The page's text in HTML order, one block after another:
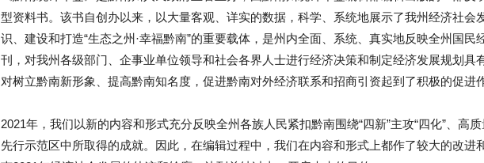
型资料书。该书自创办以来，以大量客观、详实的数据，科学、系统地展示了我州经济社会
识、建设和打造“生态之州·幸福黔南”的重要载体，是州内全面、系统、真实地反映全州国
刊，对我州各级部门、企事业单位领导和社会各界人士进行经济决策和制定经济发展规划具
对树立黔南新形象、提高黔南知名度，促进黔南对外经济联系和招商引资起到了积极的促进
2021年，我们以新的内容和形式充分反映全州各族人民紧扣黔南围绕“四新”主攻“四化”、高
先行示范区中所取得的成就。因此，在编辑过程中，我们在内容和形式上都作了较大的改进